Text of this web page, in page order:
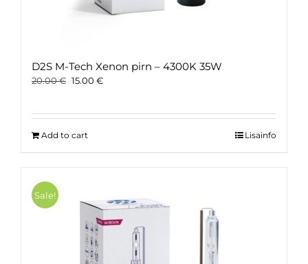
D2S M-Tech Xenon pirn – 4300K 35W
20.00€ Original
20.00 €.
15.00 €Current
15.00 €.
Add to cart Lisainfo
Sale!